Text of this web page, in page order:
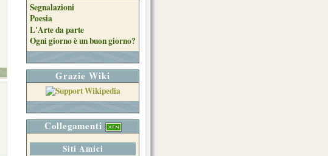
Segnalazioni
Poesia
L'Arte da parte
Ogni giorno è un buon giorno?
Grazie Wiki
Collegamenti
Siti Amici